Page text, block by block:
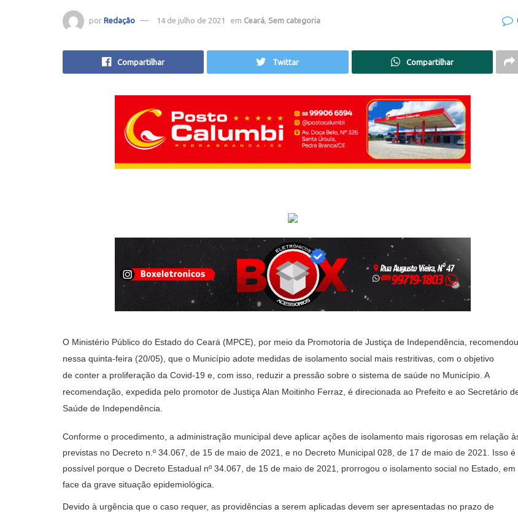
por Redação 14 de julho de 2021 em Ceará Sem categoria
Compartilhar Twittar Compartilhar
O Ministério Público do Estado do Ceará (MPCE), por meio da Promotoria de Justiça de Independência, recomendou,
nessa quinta-feira (20/05), que o Município adote medidas de isolamento social mais restritivas, com o objetivo
de conter a proliferação da Covid-19 e, com isso, reduzir a pressão sobre o sistema de saúde no Município. A
recomendação, expedida pelo promotor de Justiça Alan Moitinho Ferraz, é direcionada ao Prefeito e ao Secretário
Saúde de Independência.
Conforme o procedimento, a administração municipal deve aplicar ações de isolamento mais rigorosas em relação
previstas no Decreto n.º 34.067, de 15 de maio de 2021, e no Decreto Municipal 028, de 17 de maio de 2021. Isso é
possível porque o Decreto Estadual nº 34.067, de 15 de maio de 2021, prorrogou o isolamento social no Estado, em
face da grave situação epidemiológica.
Devido à urgência que o caso requer, as providências a serem aplicadas devem ser apresentadas no prazo de